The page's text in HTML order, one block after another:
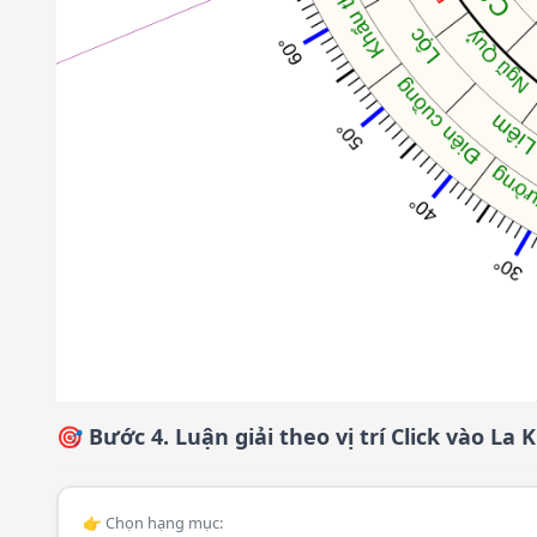
🎯 Bước 4. Luận giải theo vị trí Click vào La
👉 Chọn hạng mục: